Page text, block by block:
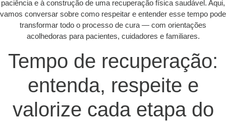
paciência e à construção de uma recuperação física saudável. Aqui,
vamos conversar sobre como respeitar e entender esse tempo pode
transformar todo o processo de cura — com orientações
acolhedoras para pacientes, cuidadores e familiares.
Tempo de recuperação:
entenda, respeite e
valorize cada etapa do